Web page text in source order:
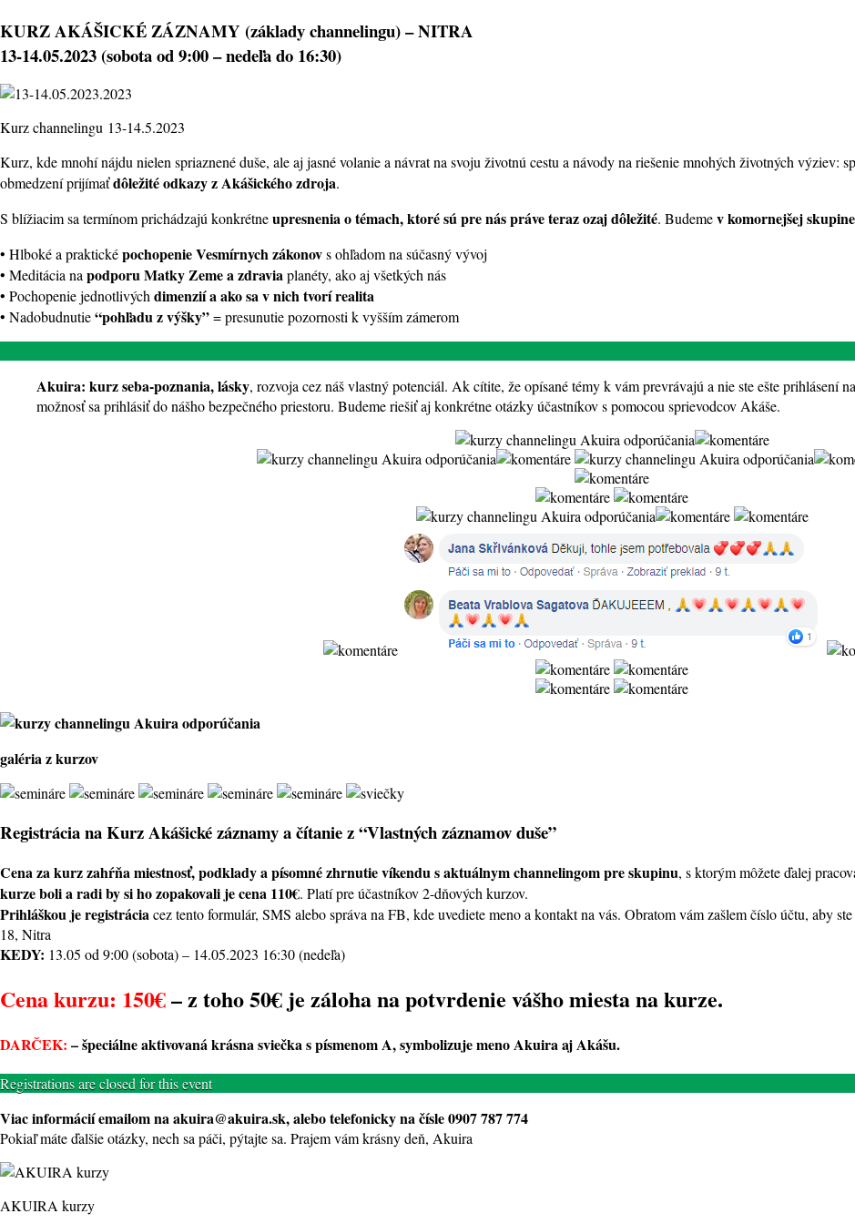
KURZ AKÁŠICKÉ ZÁZNAMY (základy channelingu) – NITRA
13-14.05.2023 (sobota od 9:00 – nedeľa do 16:30)
Kurz channelingu 13-14.5.2023
Kurz, kde mnohí nájdu nielen spriaznené duše, ale aj jasné volanie a návrat na svoju životnú cestu a návody na riešenie mnohých životných výziev:
obmedzení prijímaťdôležité odkazy z Akášického zdroja.
S blížiacim sa termínom prichádzajú konkrétneupresnenia o témach, ktoré sú pre nás práve teraz ozaj dôležité. Budemev komornejšej
• Hlboké a prakticképochopenie Vesmírnych zákonovs ohľadom na súčasný vývoj
• Meditácia napodporu Matky Zeme a zdraviaplanéty, ako aj všetkých nás
• Pochopenie jednotlivýchdimenzií a ako sa v nich tvorí realita
• Nadobudnutie“pohľadu z výšky”= presunutie pozornosti k vyšším zámerom
Akuira: kurz seba-poznania, lásky, rozvoja cez náš vlastný potenciál. Ak cítite, že opísané témy k vám prevrávajú a nie ste ešte prihlásení
možnosť sa prihlásiť do nášho bezpečného priestoru. Budeme riešiť aj konkrétne otázky účastníkov s pomocou sprievodcov Akáše.
galéria z kurzov
Registrácia na Kurz Akášické záznamy a čítanie z “Vlastných záznamov duše”
Cena za kurz zahŕňa miestnosť, podklady a písomné zhrnutie víkendu s aktuálnym channelingom pre skupinu, s ktorým môžete ďalej
kurze boli a radi by si ho zopakovali je cena 110€. Platí pre účastníkov 2-dňových kurzov.
Prihláškou je registráciacez tento formulár, SMS alebo správa na FB, kde uvediete meno a kontakt na vás. Obratom vám zašlem číslo účtu, aby
18, Nitra
KEDY: 13.05 od 9:00 (sobota) – 14.05.2023 16:30 (nedeľa)
Cena kurzu: 150€– z toho50€ je zálohana potvrdenie vášho miesta na kurze.
DARČEK: – špeciálne aktivovaná krásna sviečka s písmenom A, symbolizuje meno Akuira aj Akášu.
Registrations are closed for this event
Viac informácií emailom na akuira@akuira.sk, alebo telefonicky na čísle 0907 787 774
Pokiaľ máte ďalšie otázky, nech sa páči, pýtajte sa. Prajem vám krásny deň, Akuira
AKUIRA kurzy